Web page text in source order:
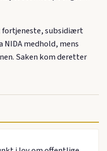
fortjeneste, subsidiært
medhold, mens
Saken kom deretter